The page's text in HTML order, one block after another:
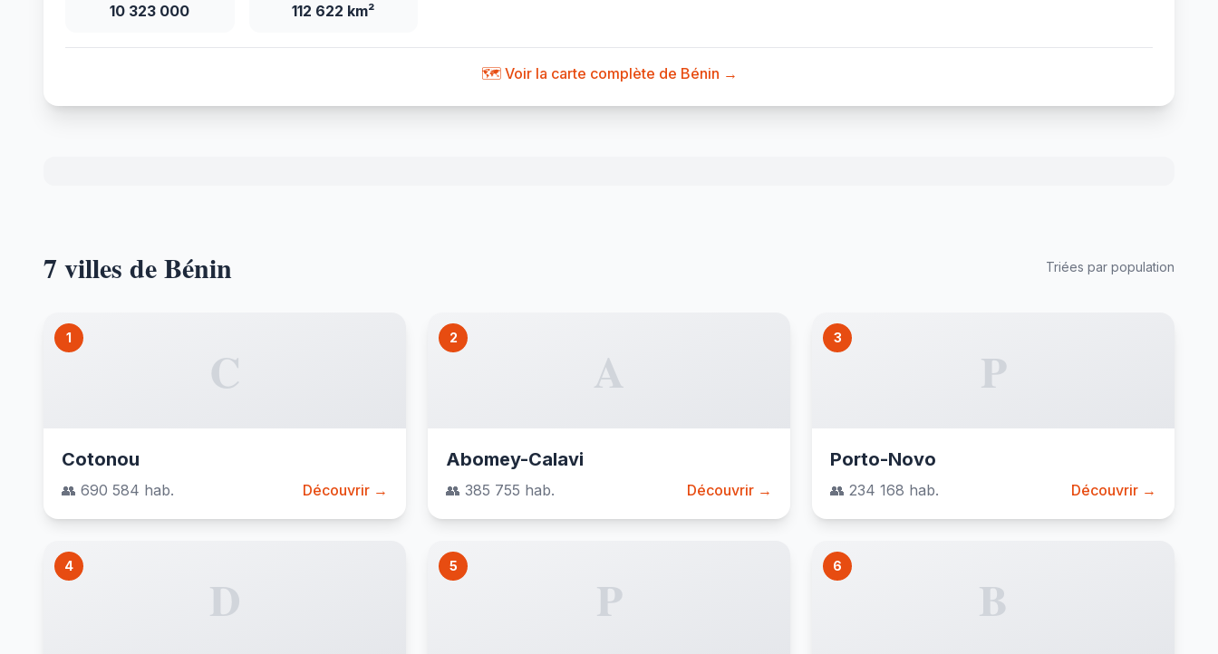
10 323 000 112 622 km²
🗺️ Voir la carte complète de Bénin →
7 villes de Bénin Triées par population
1
C
Cotonou
👥 690 584 hab. Découvrir →
2
A
Abomey-Calavi
👥 385 755 hab. Découvrir →
3
P
Porto-Novo
👥 234 168 hab. Découvrir →
4
D
5
P
6
B